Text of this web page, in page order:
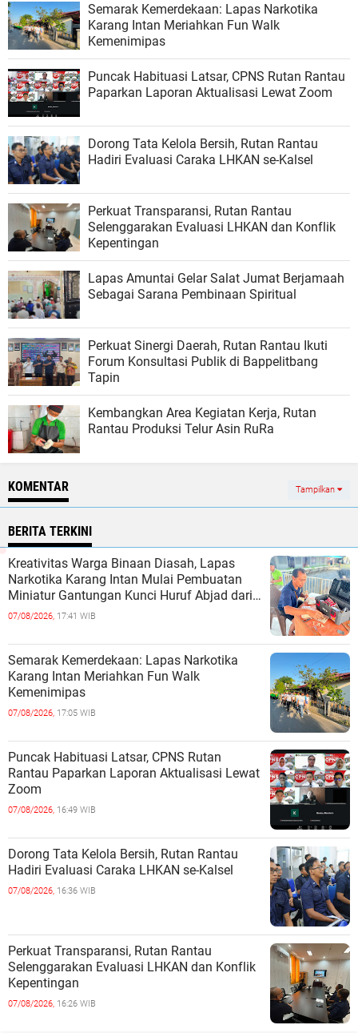
Semarak Kemerdekaan: Lapas Narkotika
Karang Intan Meriahkan Fun Walk
Kemenimipas
Puncak Habituasi Latsar, CPNS Rutan Rantau
Paparkan Laporan Aktualisasi Lewat Zoom
Dorong Tata Kelola Bersih, Rutan Rantau
Hadiri Evaluasi Caraka LHKAN se-Kalsel
Perkuat Transparansi, Rutan Rantau
Selenggarakan Evaluasi LHKAN dan Konflik
Kepentingan
Lapas Amuntai Gelar Salat Jumat Berjamaah
Sebagai Sarana Pembinaan Spiritual
Perkuat Sinergi Daerah, Rutan Rantau Ikuti
Forum Konsultasi Publik di Bappelitbang
Tapin
Kembangkan Area Kegiatan Kerja, Rutan
Rantau Produksi Telur Asin RuRa
KOMENTAR Tampilkan
BERITA TERKINI
Kreativitas Warga Binaan Diasah, Lapas
Narkotika Karang Intan Mulai Pembuatan
Miniatur Gantungan Kunci Huruf Abjad dari
Bambu
07/08/2026, 17:41 WIB
Semarak Kemerdekaan: Lapas Narkotika
Karang Intan Meriahkan Fun Walk
Kemenimipas
07/08/2026, 17:05 WIB
Puncak Habituasi Latsar, CPNS Rutan
Rantau Paparkan Laporan Aktualisasi Lewat
Zoom
07/08/2026, 16:49 WIB
Dorong Tata Kelola Bersih, Rutan Rantau
Hadiri Evaluasi Caraka LHKAN se-Kalsel
07/08/2026, 16:36 WIB
Perkuat Transparansi, Rutan Rantau
Selenggarakan Evaluasi LHKAN dan Konflik
Kepentingan
07/08/2026, 16:26 WIB